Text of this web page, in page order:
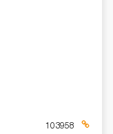
103958